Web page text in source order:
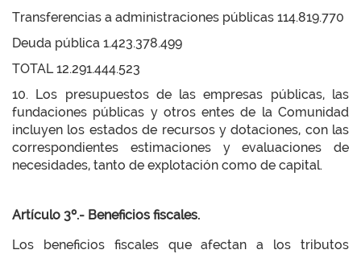
Transferencias a administraciones públicas 114.819.770
Deuda pública 1.423.378.499
TOTAL 12.291.444.523
10. Los presupuestos de las empresas públicas, las
fundaciones públicas y otros entes de la Comunidad
incluyen los estados de recursos y dotaciones, con las
correspondientes estimaciones y evaluaciones de
necesidades, tanto de explotación como de capital.
Artículo 3º.- Beneficios fiscales.
Los beneficios fiscales que afectan a los tributos